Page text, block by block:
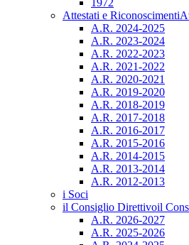
1972
Attestati e Riconoscimenti
A.R. 2024-2025
A.R. 2023-2024
A.R. 2022-2023
A.R. 2021-2022
A.R. 2020-2021
A.R. 2019-2020
A.R. 2018-2019
A.R. 2017-2018
A.R. 2016-2017
A.R. 2015-2016
A.R. 2014-2015
A.R. 2013-2014
A.R. 2012-2013
i Soci
il Consiglio Direttivoil
A.R. 2026-2027
A.R. 2025-2026